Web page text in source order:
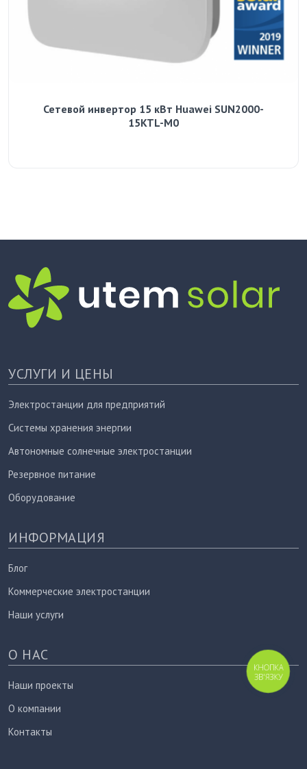
Сетевой инвертор 15 кВт Huawei SUN2000-
15KTL-M0
УСЛУГИ И ЦЕНЫ
Электростанции для предприятий
Системы хранения энергии
Автономные солнечные электростанции
Резервное питание
Оборудование
ИНФОРМАЦИЯ
Блог
Коммерческие электростанции
Наши услуги
О НАС
Наши проекты
О компании
Контакты
КНОПКА
ЗВ'ЯЗКУ